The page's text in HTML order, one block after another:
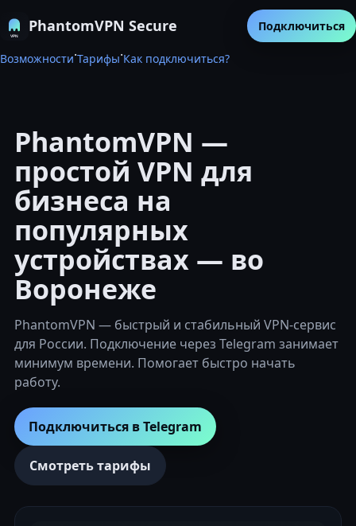
PhantomVPN Secure
Возможности·Тарифы·Как подключиться?
Подключиться
PhantomVPN —
простой VPN для
бизнеса на
популярных
устройствах — во
Воронеже
PhantomVPN — быстрый и стабильный VPN-сервис
для России. Подключение через Telegram занимает
минимум времени. Помогает быстро начать
работу.
Подключиться в Telegram
Смотреть тарифы